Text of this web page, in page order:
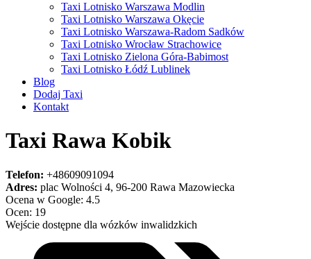
Taxi Lotnisko Warszawa Modlin
Taxi Lotnisko Warszawa Okęcie
Taxi Lotnisko Warszawa-Radom Sadków
Taxi Lotnisko Wrocław Strachowice
Taxi Lotnisko Zielona Góra-Babimost
Taxi Lotnisko Łódź Lublinek
Blog
Dodaj Taxi
Kontakt
Taxi Rawa Kobik
Telefon: +48609091094
Adres: plac Wolności 4, 96-200 Rawa Mazowiecka
Ocena w Google: 4.5
Ocen: 19
Wejście dostępne dla wózków inwalidzkich